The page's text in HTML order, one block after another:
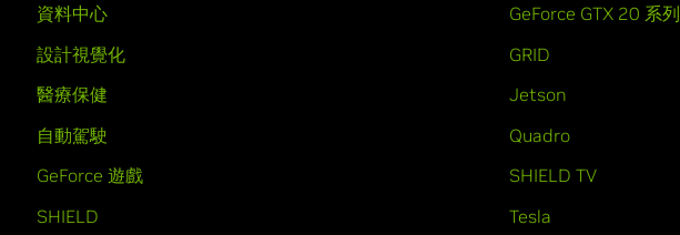
資料中心
設計視覺化
醫療保健
自動駕駛
GeForce 遊戲
SHIELD
GeForce GTX 20 系列
GRID
Jetson
Quadro
SHIELD TV
Tesla